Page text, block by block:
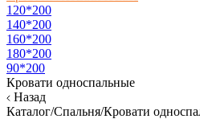
120*200
140*200
160*200
180*200
90*200
Кровати односпальные
Назад
Каталог/Спальня/Кровати